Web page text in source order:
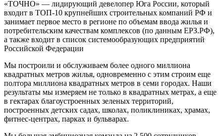
«ТОЧНО» — лидирующий девелопер Юга России, который
входит в ТОП-10 крупнейших строительных компаний РФ и
занимает первое место в регионе по объемам ввода жилья и
потребительским качествам комплексов (по данным ЕРЗ.РФ),
а также входит в список системообразующих предприятий
Российской Федерации
Мы построили и обслуживаем более одного миллиона
квадратных метров жилья, одновременно с этим строим еще
полтора миллиона квадратных метров в семи городах. Наши
результаты мы измеряем не только в квадратных метрах, а еще
в гектарах благоустроенных зеленых территорий,
построенных детских садах, школах, поликлиниках, храмах,
фитнес-центрах, парках и бульварах.